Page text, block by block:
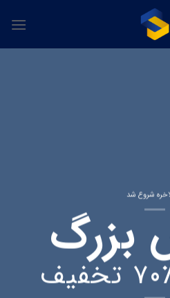
بزرگ